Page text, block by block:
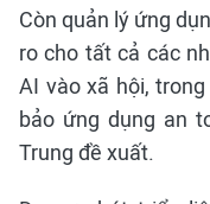
Còn quản lý ứng
ro cho tất cả các
AI vào xã hội,
bảo ứng dụng an
Trung đề xuất.